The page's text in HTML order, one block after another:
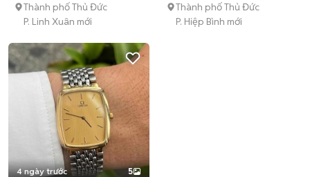
Thành phố Thủ Đức
P. Linh Xuân mới
Thành phố Thủ Đức
P. Hiệp Bình mới
4 ngày trước 5